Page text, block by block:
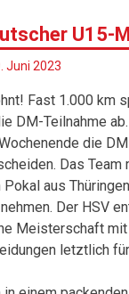
U15-
Juni 2023
Fast 1.000 km
DM-Teilnahme
die
Das
aus
Der HSV
Meisterschaft
letztlich